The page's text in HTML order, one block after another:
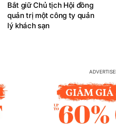
Bắt giữ Chủ tịch Hội đồng
quản trị một công ty quản
lý khách sạn